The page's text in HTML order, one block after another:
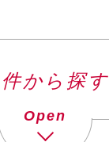
から探す